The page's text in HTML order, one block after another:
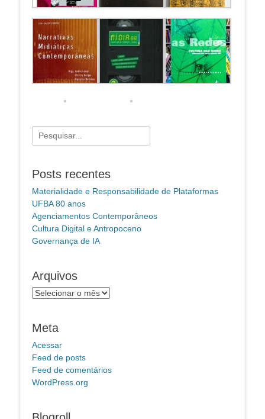
Pesquisar
por:
Posts recentes
Materialidade e Responsabilidade de Plataformas
UFBA 80 anos
Agenciamentos Contemporâneos
Cultura Digital e Antropoceno
Governança de IA
Arquivos
Arquivos
Meta
Acessar
Feed de posts
Feed de comentários
WordPress.org